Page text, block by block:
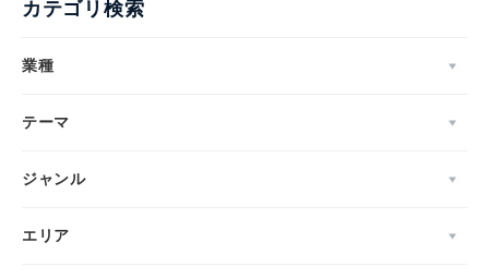
カテゴリ検索
業種
テーマ
ジャンル
エリア